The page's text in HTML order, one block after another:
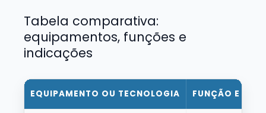
Tabela comparativa:
equipamentos, funções e
indicações
EQUIPAMENTO OU TECNOLOGIA FUNÇÃO E